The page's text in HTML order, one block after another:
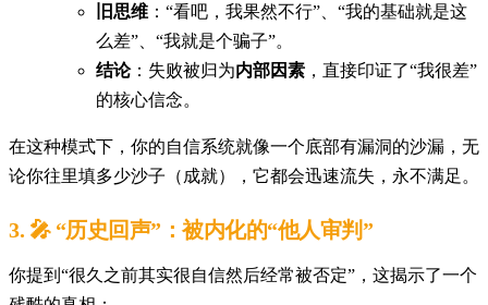
旧思维 ：“看吧，我果然不行”、“我的基础就是这
么差”、“我就是个骗子”。
结论：失败被归为内部因素 ，直接印证了“我很差”
的核心信念。
在这种模式下，你的自信系统就像一个底部有漏洞的沙漏，无
论你往里填多少沙子（成就），它都会迅速流失，永不满足。
3. 🎤 “历史回声”：被内化的“他人审判”
你提到“很久之前其实很自信然后经常被否定”，这揭示了一个